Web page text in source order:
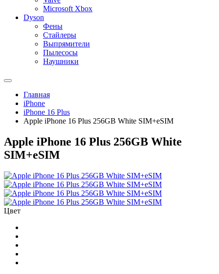
Microsoft Xbox
Dyson
Фены
Стайлеры
Выпрямители
Пылесосы
Наушники
Главная
iPhone
iPhone 16 Plus
Apple iPhone 16 Plus 256GB White SIM+eSIM
Apple iPhone 16 Plus 256GB White
SIM+eSIM
Цвет